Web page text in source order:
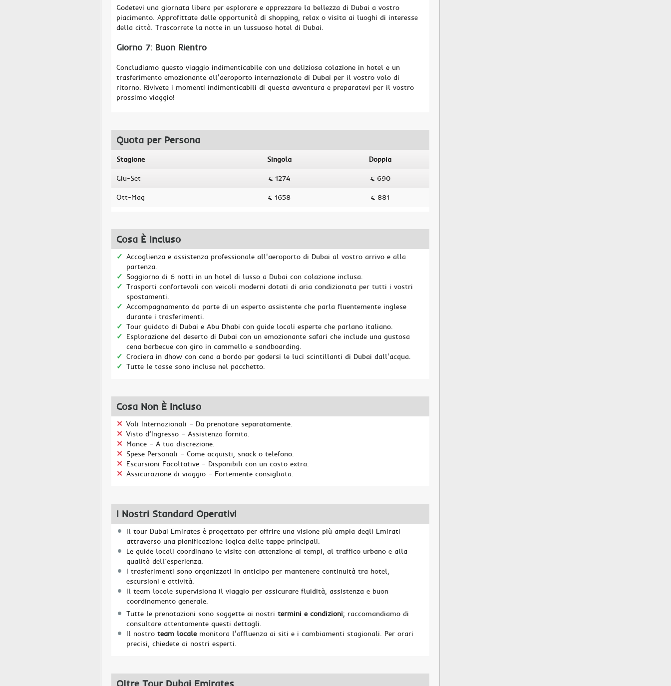
Godetevi una giornata libera per esplorare e apprezzare la bellezza di Dubai a vostro
piacimento. Approfittate delle opportunità di shopping, relax o visita ai luoghi di interesse
della città. Trascorrete la notte in un lussuoso hotel di Dubai.
Giorno 7: Buon Rientro
Concludiamo questo viaggio indimenticabile con una deliziosa colazione in hotel e un
trasferimento emozionante all'aeroporto internazionale di Dubai per il vostro volo di
ritorno. Rivivete i momenti indimenticabili di questa avventura e preparatevi per il vostro
prossimo viaggio!
Quota per Persona
Stagione Singola Doppia
Giu-Set € 1274 € 690
Ott-Mag € 1658 € 881
Cosa È Incluso
Accoglienza e assistenza professionale all'aeroporto di Dubai al vostro arrivo e alla
partenza.
Soggiorno di 6 notti in un hotel di lusso a Dubai con colazione inclusa.
Trasporti confortevoli con veicoli moderni dotati di aria condizionata per tutti i vostri
spostamenti.
Accompagnamento da parte di un esperto assistente che parla fluentemente inglese
durante i trasferimenti.
Tour guidato di Dubai e Abu Dhabi con guide locali esperte che parlano italiano.
Esplorazione del deserto di Dubai con un emozionante safari che include una gustosa
cena barbecue con giro in cammello e sandboarding.
Crociera in dhow con cena a bordo per godersi le luci scintillanti di Dubai dall'acqua.
Tutte le tasse sono incluse nel pacchetto.
Cosa Non È Incluso
Voli Internazionali – Da prenotare separatamente.
Visto d’Ingresso – Assistenza fornita.
Mance – A tua discrezione.
Spese Personali – Come acquisti, snack o telefono.
Escursioni Facoltative – Disponibili con un costo extra.
Assicurazione di viaggio – Fortemente consigliata.
I Nostri Standard Operativi
Il tour Dubai Emirates è progettato per offrire una visione più ampia degli Emirati
attraverso una pianificazione logica delle tappe principali.
Le guide locali coordinano le visite con attenzione ai tempi, al traffico urbano e alla
qualità dell’esperienza.
I trasferimenti sono organizzati in anticipo per mantenere continuità tra hotel,
escursioni e attività.
Il team locale supervisiona il viaggio per assicurare fluidità, assistenza e buon
coordinamento generale.
Tutte le prenotazioni sono soggette ai nostri termini e condizioni; raccomandiamo di
consultare attentamente questi dettagli.
Il nostro team localemonitora l'affluenza ai siti e i cambiamenti stagionali. Per orari
precisi, chiedete ai nostri esperti.
Oltre Tour Dubai Emirates